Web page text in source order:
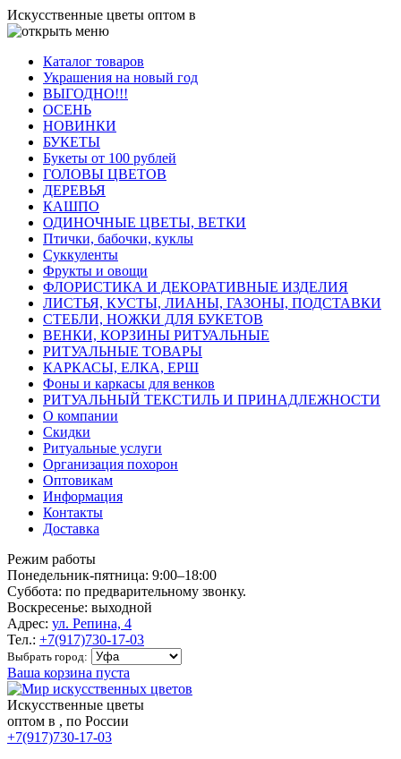
Искусственные цветы оптом в
Каталог товаров
Украшения на новый год
ВЫГОДНО!!!
ОСЕНЬ
НОВИНКИ
БУКЕТЫ
Букеты от 100 рублей
ГОЛОВЫ ЦВЕТОВ
ДЕРЕВЬЯ
КАШПО
ОДИНОЧНЫЕ ЦВЕТЫ, ВЕТКИ
Птички, бабочки, куклы
Суккуленты
Фрукты и овощи
ФЛОРИСТИКА И ДЕКОРАТИВНЫЕ ИЗДЕЛИЯ
ЛИСТЬЯ, КУСТЫ, ЛИАНЫ, ГАЗОНЫ, ПОДСТАВКИ
СТЕБЛИ, НОЖКИ ДЛЯ БУКЕТОВ
ВЕНКИ, КОРЗИНЫ РИТУАЛЬНЫЕ
РИТУАЛЬНЫЕ ТОВАРЫ
КАРКАСЫ, ЕЛКА, ЕРШ
Фоны и каркасы для венков
РИТУАЛЬНЫЙ ТЕКСТИЛЬ И ПРИНАДЛЕЖНОСТИ
О компании
Скидки
Ритуальные услуги
Организация похорон
Оптовикам
Информация
Контакты
Доставка
Режим работы
Понедельник-пятница: 9:00–18:00
Суббота: по предварительному звонку.
Воскресенье: выходной
Адрес: ул. Репина, 4
Тел.: +7(917)730-17-03
Выбрать город:
Ваша корзина пуста
Искусственные цветы
оптом в , по России
+7(917)730-17-03